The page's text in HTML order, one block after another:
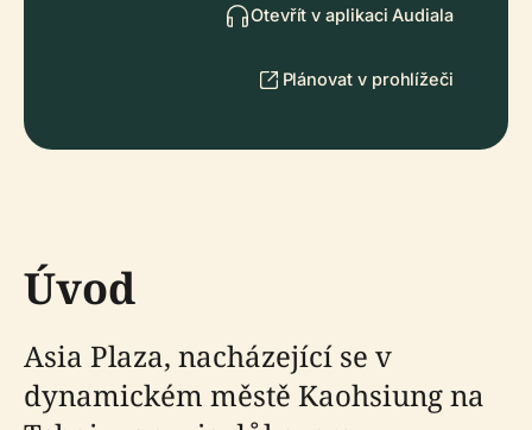
Otevřít v aplikaci Audiala
Plánovat v prohlížeči
Úvod
Asia Plaza, nacházející se v
dynamickém městě Kaohsiung na